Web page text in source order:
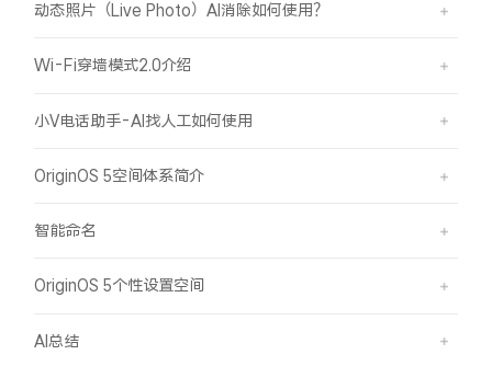
动态照片（Live Photo）AI消除如何使用？
Wi-Fi穿墙模式2.0介绍
小V电话助手-AI找人工如何使用
OriginOS 5空间体系简介
智能命名
OriginOS 5个性设置空间
AI总结